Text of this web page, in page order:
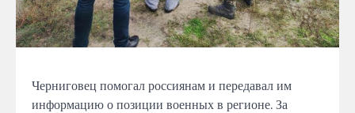
Черниговецпомогал россиянам и передавал им
информацию о позиции военных в регионе.За